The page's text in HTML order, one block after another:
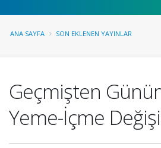
ANA SAYFA SON EKLENEN YAYINLAR
Geçmişten
Yeme-İçme